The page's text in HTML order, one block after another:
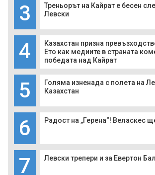
3
Треньорът на Кайрат е бесен
Левски
4
Казахстан призна
Ето как медиите в страната
победата над Кайрат
5
Голяма изненада с полета на
Казахстан
6 Радост на „Герена“! Веласкес
7 Левски трепери и за Евертон